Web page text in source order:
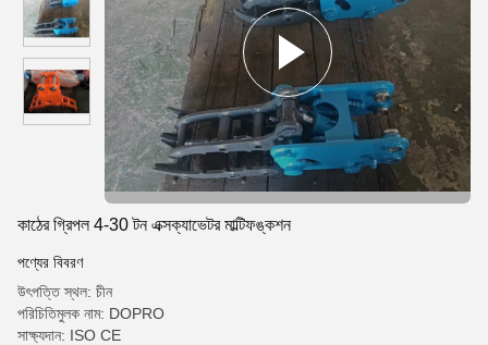
কাঠের গ্রিপল 4-30 টন এক্সক্যাভেটর মাল্টিফঙ্কশন
পণ্যের বিবরণ
উৎপত্তি স্থল: চীন
পরিচিতিমুলক নাম: DOPRO
সাক্ষ্যদান: ISO CE